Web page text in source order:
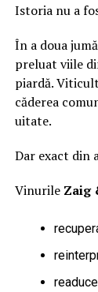
Istoria nu a
În a doua
preluat viile
piardă.
căderea
uitate.
Dar exact din
Vinurile Zaig